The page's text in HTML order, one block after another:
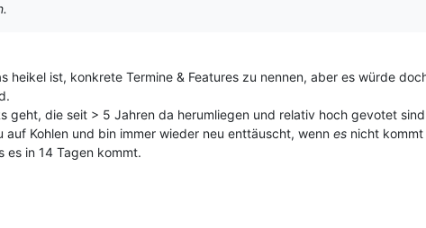
heikel ist, konkrete Termine & Features zu nennen, aber es würde
geht, die seit > 5 Jahren da herumliegen und relativ hoch gevotet
auf Kohlen und bin immer wieder neu enttäuscht, wenn es nicht
es in 14 Tagen kommt.